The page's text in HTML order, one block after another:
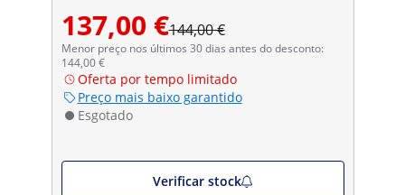
137,00 €144,00 €
Menor preço nos últimos 30 dias antes do desconto:
144,00 €
Oferta por tempo limitado
Preço mais baixo garantido
Esgotado
Verificar stock